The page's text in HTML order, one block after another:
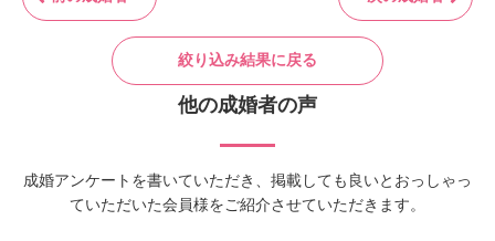
絞り込み結果に戻る
他の成婚者の声
成婚アンケートを書いていただき、掲載しても良いとおっしゃっ
ていただいた会員様をご紹介させていただきます。